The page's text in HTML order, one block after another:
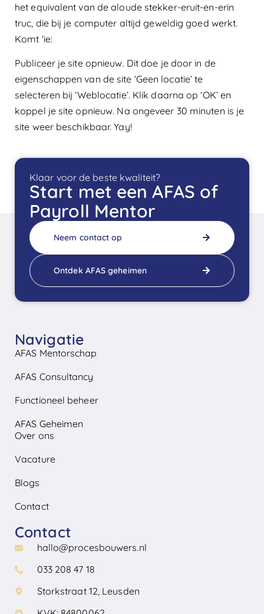
het equivalent van de aloude stekker-eruit-en-erin
truc, die bij je computer altijd geweldig goed werkt.
Komt ‘ie:
Publiceer je site opnieuw. Dit doe je door in de
eigenschappen van de site ‘Geen locatie’ te
selecteren bij ‘Weblocatie’. Klik daarna op ‘OK’ en
koppel je site opnieuw. Na ongeveer 30 minuten is je
site weer beschikbaar. Yay!
Klaar voor de beste kwaliteit?
Start met een AFAS of
Payroll Mentor
Neem contact op
Ontdek AFAS geheimen
Navigatie
AFAS Mentorschap
AFAS Consultancy
Functioneel beheer
AFAS Geheimen
Over ons
Vacature
Blogs
Contact
Contact
hallo@procesbouwers.nl
033 208 47 18
Storkstraat 12, Leusden